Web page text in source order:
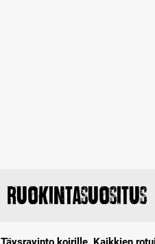
Ruokintasuositus